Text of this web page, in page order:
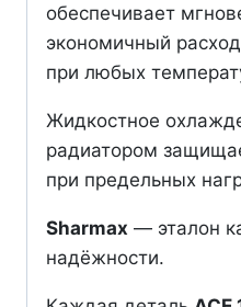
обеспечивает
экономичный
при любых
Жидкостное
радиатором
при предельных
Sharmax — эталон
надёжности.